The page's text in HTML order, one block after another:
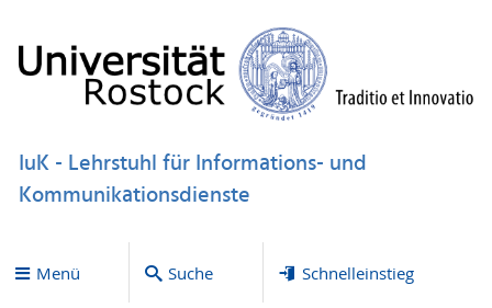
IuK - Lehrstuhl für Informations- und
Kommunikationsdienste
Menü Suche Schnelleinstieg